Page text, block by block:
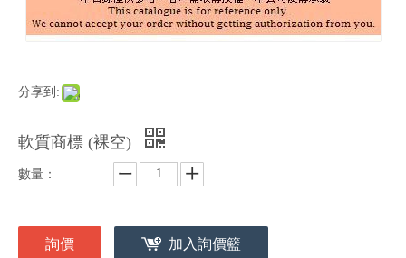
分享到:
軟質商標 (裸空)
數量：
詢價 加入詢價籃